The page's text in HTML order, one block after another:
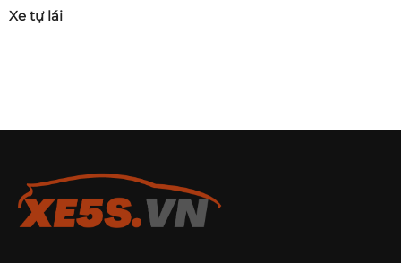
Xe tự lái